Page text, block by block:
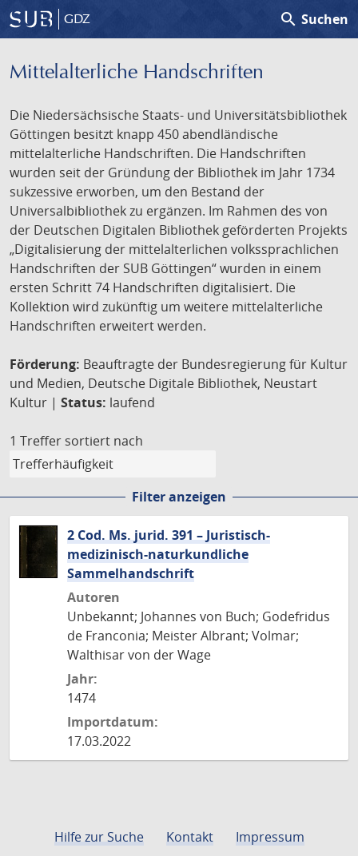
GDZ search Suchen
Mittelalterliche Handschriften
Die Niedersächsische Staats- und Universitätsbibliothek
Göttingen besitzt knapp 450 abendländische
mittelalterliche Handschriften. Die Handschriften
wurden seit der Gründung der Bibliothek im Jahr 1734
sukzessive erworben, um den Bestand der
Universalbibliothek zu ergänzen. Im Rahmen des von
der Deutschen Digitalen Bibliothek geförderten Projekts
„Digitalisierung der mittelalterlichen volkssprachlichen
Handschriften der SUB Göttingen“ wurden in einem
ersten Schritt 74 Handschriften digitalisiert. Die
Kollektion wird zukünftig um weitere mittelalterliche
Handschriften erweitert werden.
Förderung: Beauftragte der Bundesregierung für Kultur
und Medien, Deutsche Digitale Bibliothek, Neustart
Kultur | Status: laufend
1 Treffer sortiert nach
Filter anzeigen
2 Cod. Ms. jurid. 391 – Juristisch-
medizinisch-naturkundliche
Sammelhandschrift
Autoren
Unbekannt; Johannes von Buch; Godefridus
de Franconia; Meister Albrant; Volmar;
Walthisar von der Wage
Jahr:
1474
Importdatum:
17.03.2022
Hilfe zur Suche Kontakt
Impressum